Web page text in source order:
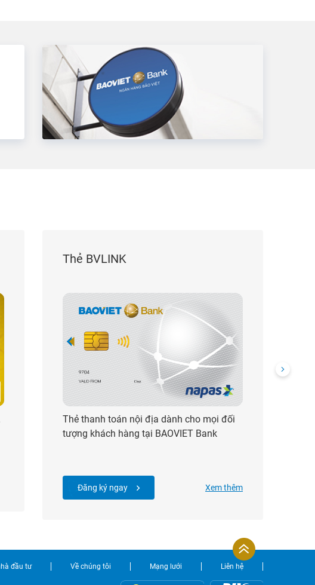
Thẻ BVLINK
Thẻ thanh toán nội địa dành cho mọi đối
tượng khách hàng tại BAOVIET Bank
Đăng ký ngay Xem thêm
đầu tư Về chúng tôi Mạng lưới Liên hệ